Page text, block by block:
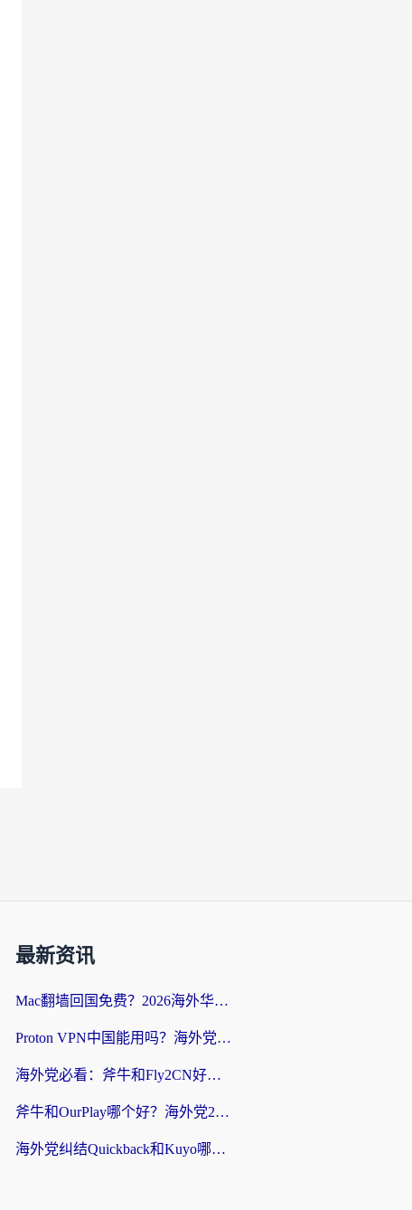
最新资讯
Mac翻墙回国免费？2026海外华人亲测：从CCTV5直播到国内APP，这样选加速器才靠谱
Proton VPN中国能用吗？海外党选回国加速器的避坑指南（附番茄加速器实测）
海外党必看：斧牛和Fly2CN好用吗？3招教你选对回国加速器（附免费试用攻略）
斧牛和OurPlay哪个好？海外党2026亲测：选对加速器，国内资源秒加载
海外党纠结Quickback和Kuyo哪个好？选对回国加速器才能无缝刷国内资源